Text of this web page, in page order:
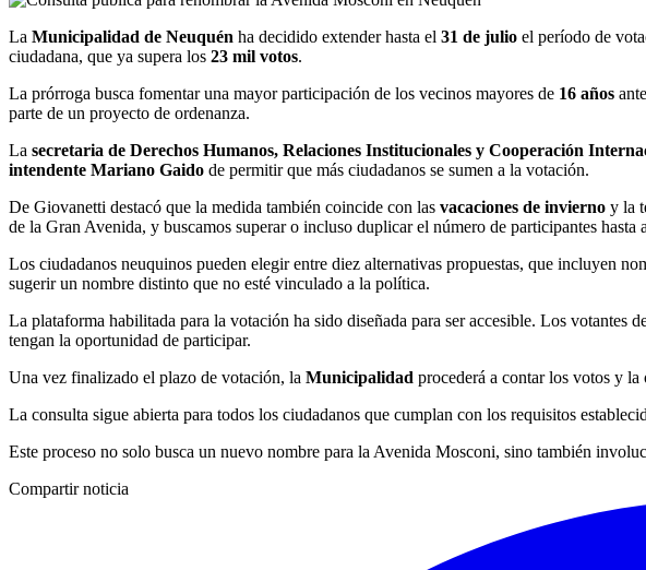
La Municipalidad de Neuquén ha decidido extender hasta el 31 de julio el período de
ciudadana, que ya supera los 23 mil votos.
La prórroga busca fomentar una mayor participación de los vecinos mayores de 16 años
parte de un proyecto de ordenanza.
La secretaria de Derechos Humanos, Relaciones Institucionales y Cooperación
intendente Mariano Gaido de permitir que más ciudadanos se sumen a la votación.
De Giovanetti destacó que la medida también coincide con las vacaciones de invierno y la
de la Gran Avenida, y buscamos superar o incluso duplicar el número de participantes hasta
Los ciudadanos neuquinos pueden elegir entre diez alternativas propuestas, que incluyen
sugerir un nombre distinto que no esté vinculado a la política.
La plataforma habilitada para la votación ha sido diseñada para ser accesible. Los votantes
tengan la oportunidad de participar.
Una vez finalizado el plazo de votación, la Municipalidad procederá a contar los votos y
La consulta sigue abierta para todos los ciudadanos que cumplan con los requisitos
Este proceso no solo busca un nuevo nombre para la Avenida Mosconi, sino también
Compartir noticia